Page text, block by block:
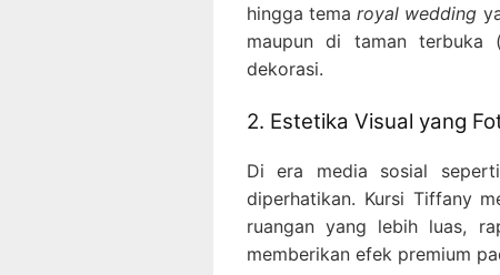
hingga temaroyal wedding
maupun di taman terbuka
dekorasi.
2. Estetika Visual yang
Di era media sosial
diperhatikan. Kursi Tiffany
ruangan yang lebih luas,
memberikan efek premium